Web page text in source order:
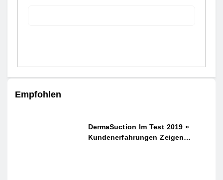
Empfohlen
DermaSuction Im Test 2019 »
Kundenerfahrungen Zeigen…